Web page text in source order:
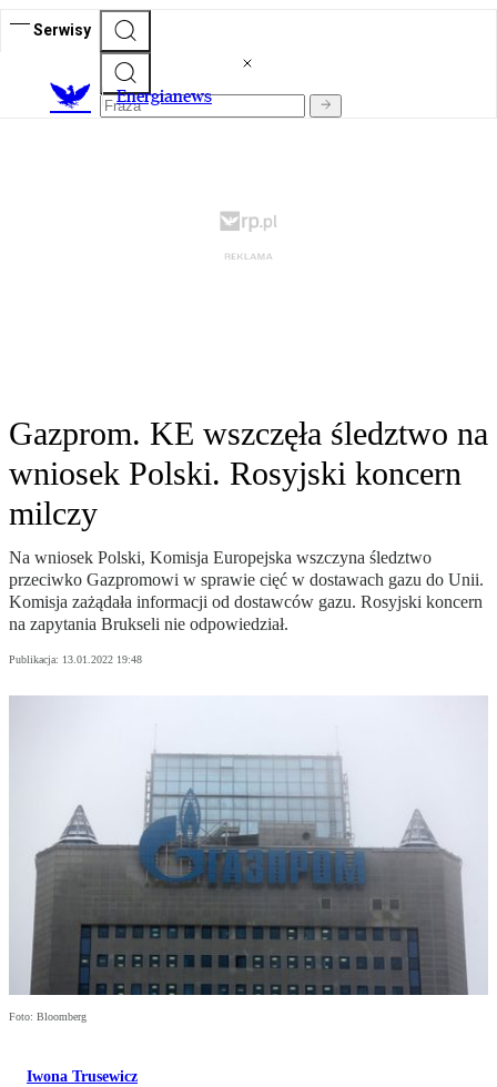
Serwisy
Energianews
Gazprom. KE wszczęła śledztwo na
wniosek Polski. Rosyjski koncern
milczy
Na wniosek Polski, Komisja Europejska wszczyna śledztwo
przeciwko Gazpromowi w sprawie cięć w dostawach gazu do Unii.
Komisja zażądała informacji od dostawców gazu. Rosyjski koncern
na zapytania Brukseli nie odpowiedział.
Publikacja: 13.01.2022 19:48
Foto: Bloomberg
Iwona Trusewicz